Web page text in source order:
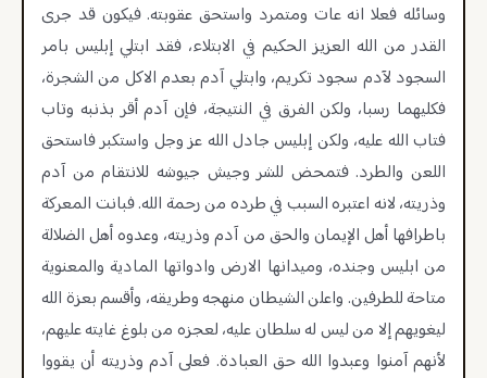
وسائله فعلا انه عات ومتمرد واستحق عقوبته. فيكون قد جرى
القدر من الله العزيز الحكيم في الابتلاء، فقد ابتلي إبليس بامر
السجود لآدم سجود تكريم، وابتلي آدم بعدم الاكل من الشجرة،
فكليهما رسبا، ولكن الفرق في النتيجة، فإن آدم أقر بذنبه وتاب
فتاب الله عليه، ولكن إبليس جادل الله عز وجل واستكبر فاستحق
اللعن والطرد. فتمحض للشر وجيش جيوشه للانتقام من آدم
وذريته، لانه اعتبره السبب في طرده من رحمة الله. فبانت المعركة
باطرافها أهل الإيمان والحق من آدم وذريته، وعدوه أهل الضلالة
من ابليس وجنده، وميدانها الارض وادواتها المادية والمعنوية
متاحة للطرفين. واعلن الشيطان منهجه وطريقه، وأقسم بعزة الله
ليغويهم إلا من ليس له سلطان عليه، لعجزه من بلوغ غايته عليهم،
لأنهم آمنوا وعبدوا الله حق العبادة. فعلى آدم وذريته أن يقووا